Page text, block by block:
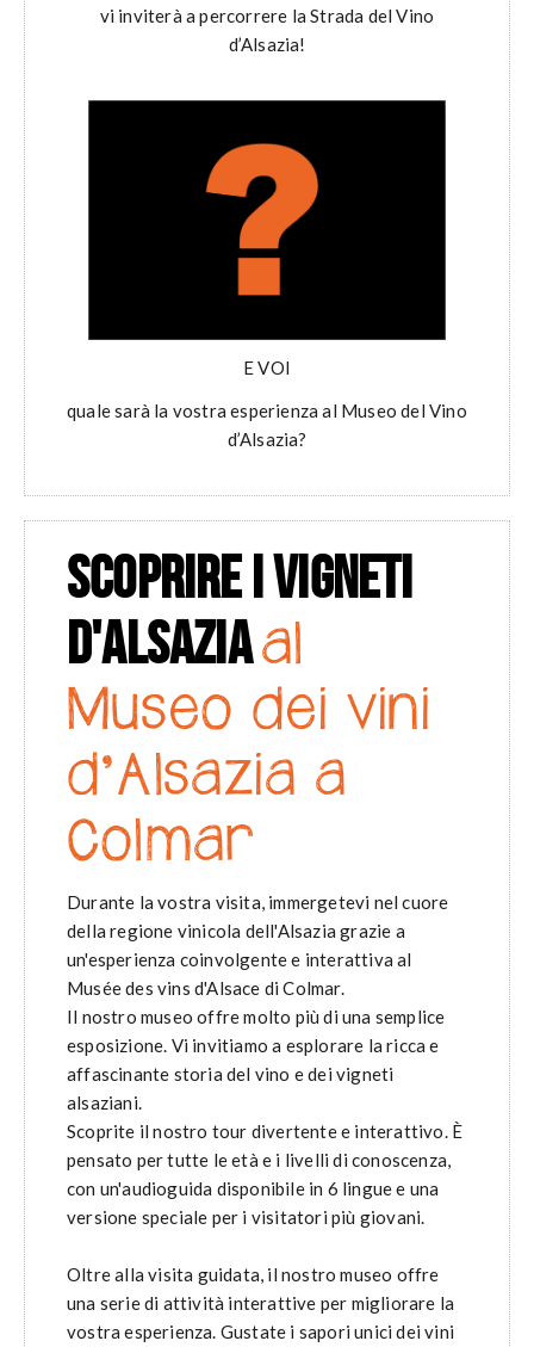
vi inviterà a percorrere la Strada del Vino
d’Alsazia!
E VOI
quale sarà la vostra esperienza al Museo del Vino
d’Alsazia?
SCOPRIRE I VIGNETI
D'ALSAZIAal
Museo dei vini
d'Alsazia a
Colmar
Durante la vostra visita, immergetevi nel cuore
della regione vinicola dell'Alsazia grazie a
un'esperienza coinvolgente e interattiva al
Musée des vins d'Alsace di Colmar.
Il nostro museo offre molto più di una semplice
esposizione. Vi invitiamo a esplorare la ricca e
affascinante storia del vino e dei vigneti
alsaziani.
Scoprite il nostro tour divertente e interattivo. È
pensato per tutte le età e i livelli di conoscenza,
con un'audioguida disponibile in 6 lingue e una
versione speciale per i visitatori più giovani.
Oltre alla visita guidata, il nostro museo offre
una serie di attività interattive per migliorare la
vostra esperienza. Gustate i sapori unici dei vini